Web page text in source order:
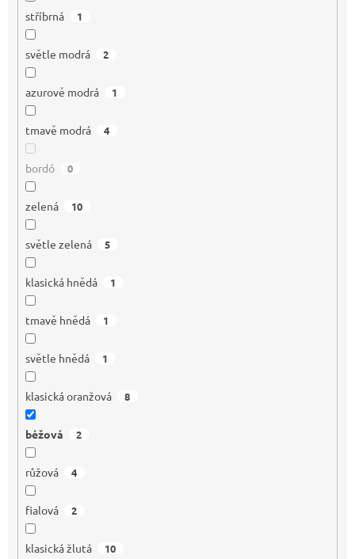
stříbrná 1
světle modrá 2
azurově modrá 1
tmavě modrá 4
bordó 0
zelená 10
světle zelená 5
klasická hnědá 1
tmavě hnědá 1
světle hnědá 1
klasická oranžová 8
béžová 2
růžová 4
fialová 2
klasická žlutá 10